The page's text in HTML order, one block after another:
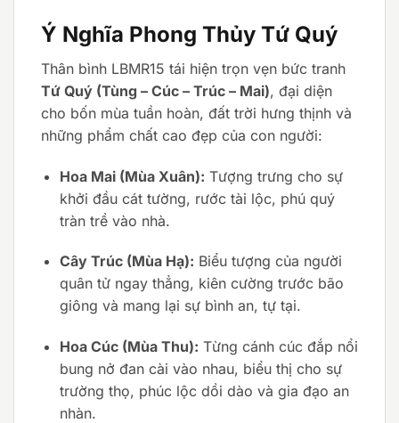
Ý Nghĩa Phong Thủy Tứ Quý
Thân bình LBMR15 tái hiện trọn vẹn bức tranh
Tứ Quý (Tùng – Cúc – Trúc – Mai), đại diện
cho bốn mùa tuần hoàn, đất trời hưng thịnh và
những phẩm chất cao đẹp của con người:
Hoa Mai (Mùa Xuân): Tượng trưng cho sự
khởi đầu cát tường, rước tài lộc, phú quý
tràn trề vào nhà.
Cây Trúc (Mùa Hạ): Biểu tượng của người
quân tử ngay thẳng, kiên cường trước bão
giông và mang lại sự bình an, tự tại.
Hoa Cúc (Mùa Thu): Từng cánh cúc đắp nổi
bung nở đan cài vào nhau, biểu thị cho sự
trường thọ, phúc lộc dồi dào và gia đạo an
nhàn.